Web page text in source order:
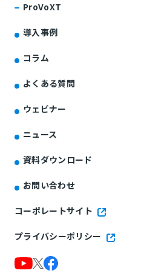
ProVoXT
導入事例
コラム
よくある質問
ウェビナー
ニュース
資料ダウンロード
お問い合わせ
コーポレートサイト
プライバシーポリシー